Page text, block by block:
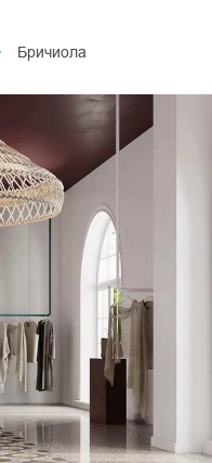
Бричиола